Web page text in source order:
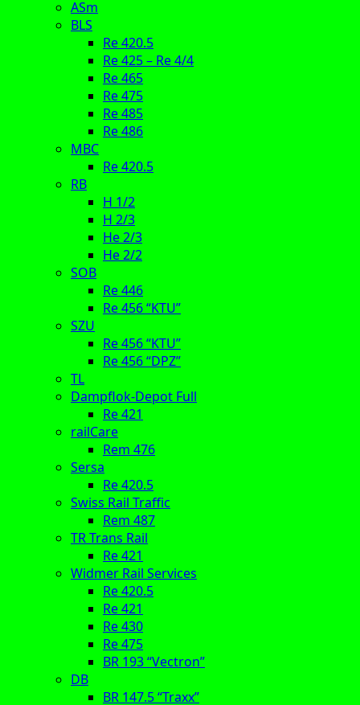
ASm
BLS
Re 420.5
Re 425 – Re 4/4
Re 465
Re 475
Re 485
Re 486
MBC
Re 420.5
RB
H 1/2
H 2/3
He 2/3
He 2/2
SOB
Re 446
Re 456 “KTU”
SZU
Re 456 “KTU”
Re 456 “DPZ”
TL
Dampflok-Depot Full
Re 421
railCare
Rem 476
Sersa
Re 420.5
Swiss Rail Traffic
Rem 487
TR Trans Rail
Re 421
Widmer Rail Services
Re 420.5
Re 421
Re 430
Re 475
BR 193 “Vectron”
DB
BR 147.5 “Traxx”